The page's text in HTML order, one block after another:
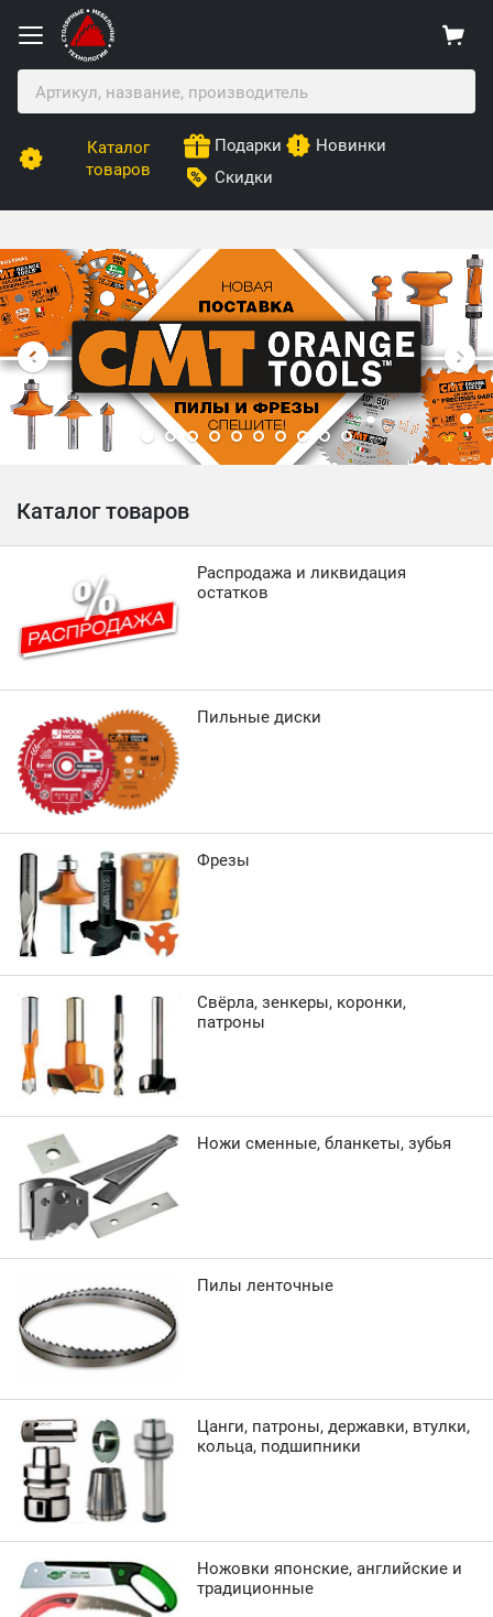
Каталог
товаров
Подарки
Новинки
Скидки
Столярные Мебельные Технологии
Каталог товаров
Распродажа и ликвидация
остатков
Пильные диски
Фрезы
Свёрла, зенкеры, коронки,
патроны
Ножи сменные, бланкеты, зубья
Пилы ленточные
Цанги, патроны, державки, втулки,
кольца, подшипники
Ножовки японские, английские и
традиционные